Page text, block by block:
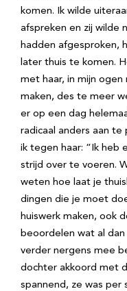
komen. Ik wilde
afspreken en zij wilde
hadden afgesproken,
later thuis te komen.
met haar, in mijn
maken, des te meer
er op een dag
radicaal anders aan te
ik tegen haar: “Ik heb
strijd over te voeren.
weten hoe laat je
dingen die je moet
huiswerk maken, ook
beoordelen wat al
verder nergens mee
dochter akkoord met
spannend, ze was per